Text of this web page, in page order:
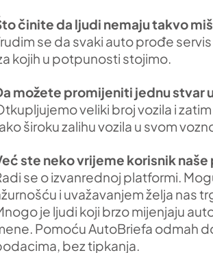
činite da ljudi nemaju takvo
se da svaki auto prođe
kojih u potpunosti stojimo.
možete promijeniti jednu stvar
veliki broj vozila i
široku zalihu vozila u svom
ste neko vrijeme korisnik
se o izvanrednoj platformi.
i uvažavanjem želja nas
je ljudi koji brzo mijenjaju
Pomoću AutoBriefa odmah
bez tipkanja.